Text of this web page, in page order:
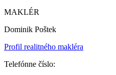
MAKLÉR
Dominik Poštek
Profil realitného makléra
Telefónne číslo: